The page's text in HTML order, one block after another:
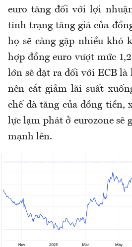
euro tăng đối với lợi
tình trạng tăng giá của
họ sẽ càng gặp nhiều khó
hợp đồng euro vượt mức
lớn sẽ đặt ra đối với ECB là
nên cắt giảm lãi suất
chế đà tăng của đồng tiền,
lực lạm phát ở eurozone sẽ
mạnh lên.